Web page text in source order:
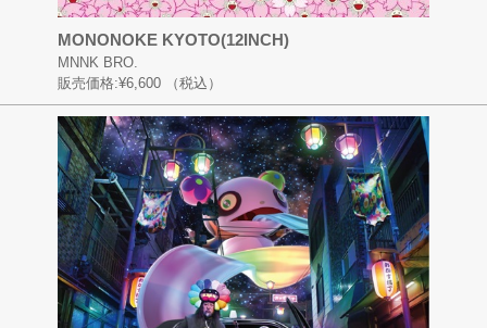
MONONOKE KYOTO(12INCH)
MNNK BRO.
販売価格:¥6,600 （税込）